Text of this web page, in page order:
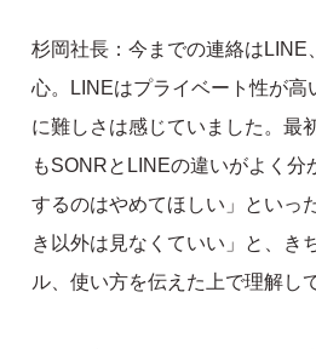
杉岡社長：今までの連絡はLINE
心。LINEはプライベート性が高
に難しさは感じていました。最
もSONRとLINEの違いがよく分
するのはやめてほしい」といっ
き以外は見なくていい」と、き
ル、使い方を伝えた上で理解し